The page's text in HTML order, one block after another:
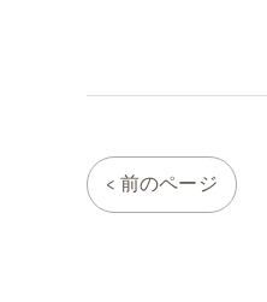
< 前のページ